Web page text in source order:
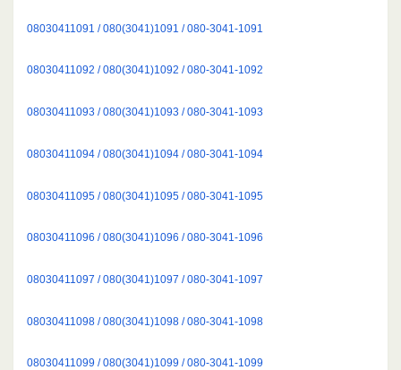
08030411091 / 080(3041)1091 / 080-3041-1091
08030411092 / 080(3041)1092 / 080-3041-1092
08030411093 / 080(3041)1093 / 080-3041-1093
08030411094 / 080(3041)1094 / 080-3041-1094
08030411095 / 080(3041)1095 / 080-3041-1095
08030411096 / 080(3041)1096 / 080-3041-1096
08030411097 / 080(3041)1097 / 080-3041-1097
08030411098 / 080(3041)1098 / 080-3041-1098
08030411099 / 080(3041)1099 / 080-3041-1099